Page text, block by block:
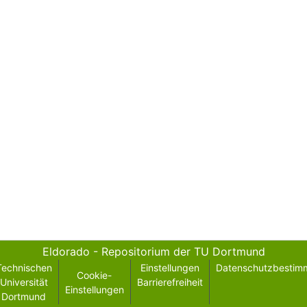
Eldorado - Repositorium der TU Dortmund
Universität
Dortmund
Cookie-
Einstellungen
Einstellungen
Barrierefreiheit